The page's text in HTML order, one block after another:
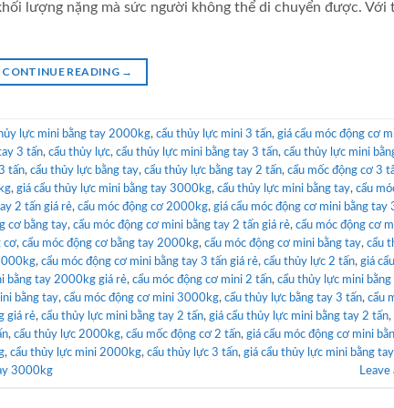
lượng nặng mà sức người không thể di chuyển được. Với
CONTINUE READING →
lực mini bằng tay 2000kg, cẩu thủy lực mini 3 tấn, giá cẩu móc động cơ
3 tấn, cẩu thủy lực, cẩu thủy lực mini bằng tay 3 tấn, cẩu thủy lực mini
tấn, cẩu thủy lực bằng tay, cẩu thủy lực bằng tay 2 tấn, cẩu mốc động cơ 3
, giá cẩu thủy lực mini bằng tay 3000kg, cẩu thủy lực mini bằng tay, cẩu
2 tấn giá rẻ, cẩu móc động cơ 2000kg, giá cẩu móc động cơ mini bằng tay
cơ bằng tay, cẩu móc động cơ mini bằng tay 2 tấn giá rẻ, cẩu móc động cơ
cơ, cẩu móc động cơ bằng tay 2000kg, cẩu móc động cơ mini bằng tay, cẩu
, cẩu móc động cơ mini bằng tay 3 tấn giá rẻ, cẩu thủy lực 2 tấn, giá
bằng tay 2000kg giá rẻ, cẩu móc động cơ mini 2 tấn, cẩu thủy lực mini bằng
bằng tay, cẩu móc động cơ mini 3000kg, cẩu thủy lực bằng tay 3 tấn, cẩu
giá rẻ, cẩu thủy lực mini bằng tay 2 tấn, giá cẩu thủy lực mini bằng tay 2 tấn,
, cẩu thủy lực 2000kg, cẩu mốc động cơ 2 tấn, giá cẩu móc động cơ mini
, cẩu thủy lực mini 2000kg, cẩu thủy lực 3 tấn, giá cẩu thủy lực mini bằng
3000kg